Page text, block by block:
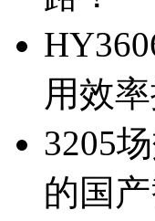
用效率
3205
的国产